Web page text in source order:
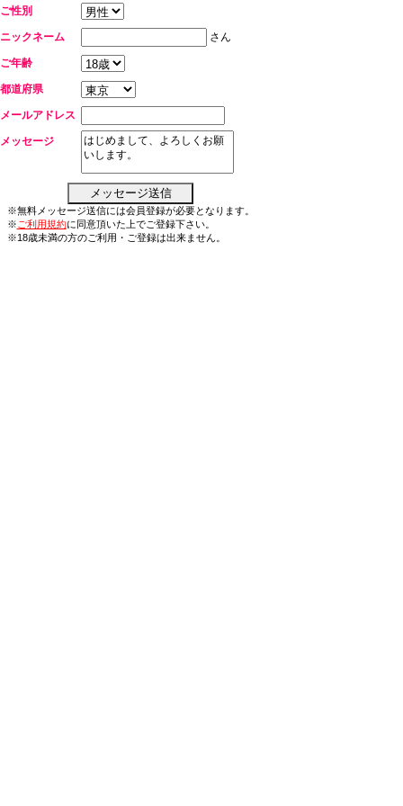
ご性別
ニックネーム さん
ご年齢
都道府県
メールアドレス
メッセージ
※無料メッセージ送信には会員登録が必要となります。
※ ご利用規約に同意頂いた上でご登録下さい。
※18歳未満の方のご利用・ご登録は出来ません。